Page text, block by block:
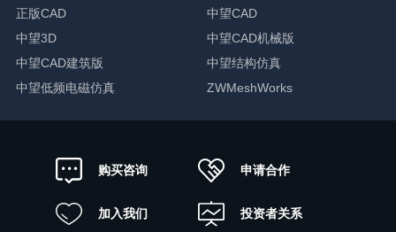
正版CAD
中望CAD
中望3D
中望CAD机械版
中望CAD建筑版
中望结构仿真
中望低频电磁仿真
ZWMeshWorks
购买咨询 申请合作
加入我们 投资者关系